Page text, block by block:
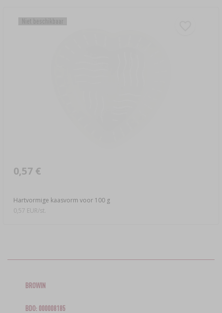
Hartvormige kaasvorm voor 100 g
0,57 €
0,57 EUR/st.
BROWIN
BDO: 000008185